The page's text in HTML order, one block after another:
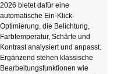
2026 bietet dafür eine
automatische Ein-Klick-
Optimierung, die Belichtung,
Farbtemperatur, Schärfe und
Kontrast analysiert und anpasst.
Ergänzend stehen klassische
Bearbeitungsfunktionen wie